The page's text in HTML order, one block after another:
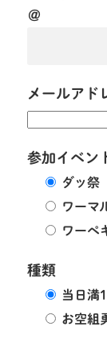
＠
メールアド
参加イベン
ダッ祭
ワーマ
ワーペ
種類
当日満
お空組